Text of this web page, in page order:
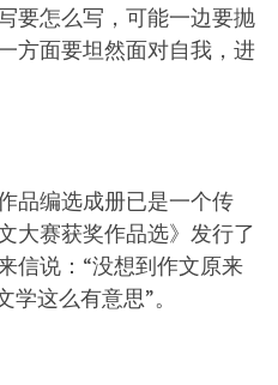
要怎么写，可能一边要抛
方面要坦然面对自我，进
品编选成册已是一个传
大赛获奖作品选》发行了
信说：“没想到作文原来
这么有意思”。